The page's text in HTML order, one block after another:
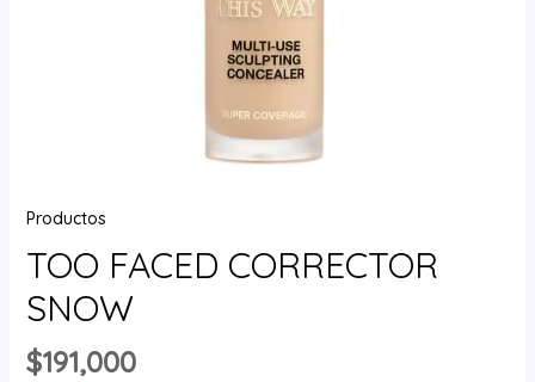
Productos
TOO FACED CORRECTOR
SNOW
$191,000